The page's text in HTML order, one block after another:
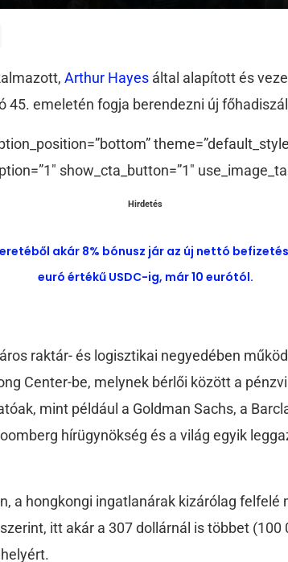
Arthur Hayes által alapított és
45. emeletén fogja berendezni új
show_cta_button=”1″
Hirdetés
akár 8% bónusz jár az új nettó
euró értékű USDC-ig, már 10 eurótól.
raktár- és logisztikai negyedében
Center-be, melynek bérlői között a
mint például a Goldman Sachs, a
hírügynökség és a világ egyik
a hongkongi ingatlanárak kizárólag felfelé
itt akár a 307 dollárnál is többet (100